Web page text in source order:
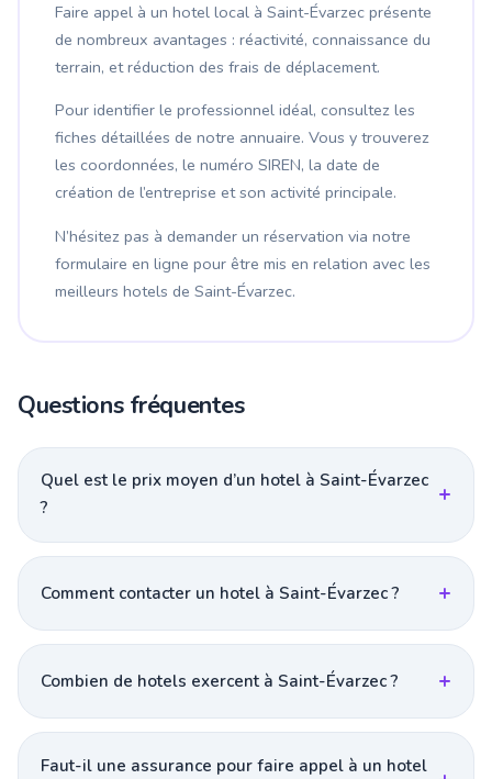
Faire appel à un hotel local à Saint-Évarzec présente
de nombreux avantages : réactivité, connaissance du
terrain, et réduction des frais de déplacement.
Pour identifier le professionnel idéal, consultez les
fiches détaillées de notre annuaire. Vous y trouverez
les coordonnées, le numéro SIREN, la date de
création de l’entreprise et son activité principale.
N’hésitez pas à demander un réservation via notre
formulaire en ligne pour être mis en relation avec les
meilleurs hotels de Saint-Évarzec.
Questions fréquentes
Quel est le prix moyen d’un hotel à Saint-Évarzec
?
Comment contacter un hotel à Saint-Évarzec ?
Combien de hotels exercent à Saint-Évarzec ?
Faut-il une assurance pour faire appel à un hotel